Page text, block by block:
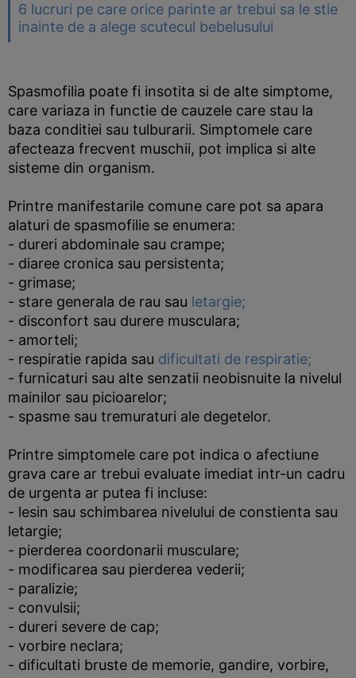
6 lucruri pe care orice parinte ar trebui sa le stie
inainte de a alege scutecul bebelusului
Spasmofilia poate fi insotita si de alte simptome,
care variaza in functie de cauzele care stau la
baza conditiei sau tulburarii. Simptomele care
afecteaza frecvent muschii, pot implica si alte
sisteme din organism.
Printre manifestarile comune care pot sa apara
alaturi de spasmofilie se enumera:
- dureri abdominale sau crampe;
- diaree cronica sau persistenta;
- grimase;
- stare generala de rau sau letargie;
- disconfort sau durere musculara;
- amorteli;
- respiratie rapida sau dificultati de respiratie;
- furnicaturi sau alte senzatii neobisnuite la nivelul
mainilor sau picioarelor;
- spasme sau tremuraturi ale degetelor.
Printre simptomele care pot indica o afectiune
grava care ar trebui evaluate imediat intr-un cadru
de urgenta ar putea fi incluse:
- lesin sau schimbarea nivelului de constienta sau
letargie;
- pierderea coordonarii musculare;
- modificarea sau pierderea vederii;
- paralizie;
- convulsii;
- dureri severe de cap;
- vorbire neclara;
- dificultati bruste de memorie, gandire, vorbire,